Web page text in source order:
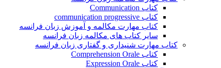
کتاب Communication
کتاب communication progressive
کتاب مهارت مکالمه و آموزش زبان فرانسه
سایر کتاب های مکالمه زبان فرانسه
کتاب مهارت شنیداری و گفتاری زبان فرانسه
کتاب Comprehension Orale
کتاب Expression Orale